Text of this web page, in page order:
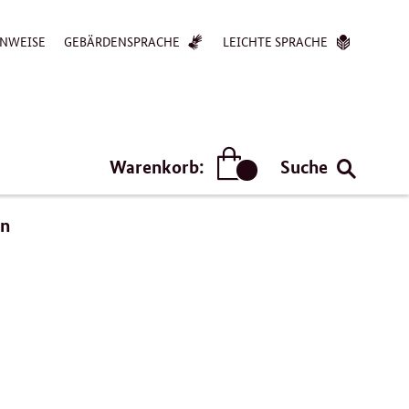
GEBÄRDENSPRACHE LEICHTE SPRACHE
Warenkorb:
Artikel
Suche